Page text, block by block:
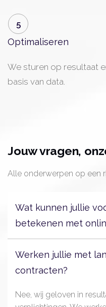
5
Optimaliseren
We sturen op resultaat
basis van data.
Jouw vragen,
Alle onderwerpen op een
Wat kunnen jullie
betekenen met
strategieën toe te
conversieoptimalisatie
hogere omzet. We
Werken jullie met
contracten?
Nee, wij geloven in